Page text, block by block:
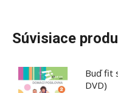
Súvisiace
Buď fit
DVD)